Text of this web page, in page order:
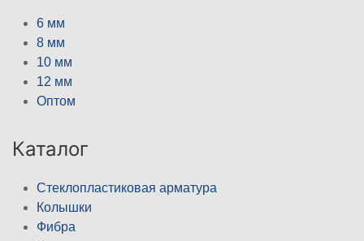
6 мм
8 мм
10 мм
12 мм
Оптом
Каталог
Стеклопластиковая арматура
Колышки
Фибра